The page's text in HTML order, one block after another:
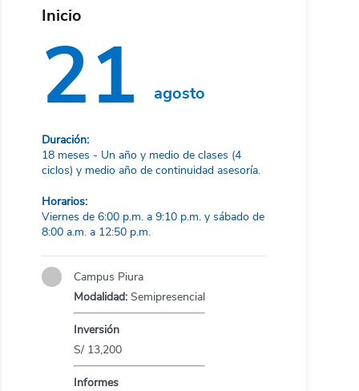
Inicio
21 agosto
Duración:
18 meses - Un año y medio de clases (4
ciclos) y medio año de continuidad asesoría.
Horarios:
Viernes de 6:00 p.m. a 9:10 p.m. y sábado de
8:00 a.m. a 12:50 p.m.
Campus Piura
Modalidad: Semipresencial
Inversión
S/ 13,200
Informes